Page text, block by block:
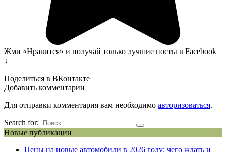
Жми «Нравится» и получай только лучшие посты в Facebook
↓
Поделиться в ВКонтакте
Добавить комментарии
Для отправки комментария вам необходимо авторизоваться.
Search for:
Новые публикации
Цены на новые автомобили в 2026 году: чего ждать и